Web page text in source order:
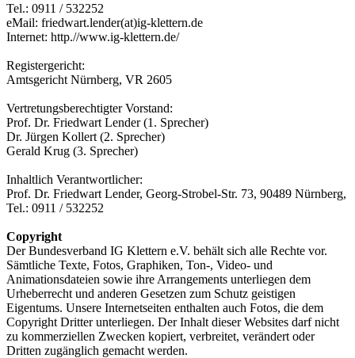
Tel.: 0911 / 532252
eMail: friedwart.lender(at)ig-klettern.de
Internet: http.//www.ig-klettern.de/
Registergericht:
Amtsgericht Nürnberg, VR 2605
Vertretungsberechtigter Vorstand:
Prof. Dr. Friedwart Lender (1. Sprecher)
Dr. Jürgen Kollert (2. Sprecher)
Gerald Krug (3. Sprecher)
Inhaltlich Verantwortlicher:
Prof. Dr. Friedwart Lender, Georg-Strobel-Str. 73, 90489 Nürnberg,
Tel.: 0911 / 532252
Copyright
Der Bundesverband IG Klettern e.V. behält sich alle Rechte vor.
Sämtliche Texte, Fotos, Graphiken, Ton-, Video- und
Animationsdateien sowie ihre Arrangements unterliegen dem
Urheberrecht und anderen Gesetzen zum Schutz geistigen
Eigentums. Unsere Internetseiten enthalten auch Fotos, die dem
Copyright Dritter unterliegen. Der Inhalt dieser Websites darf nicht
zu kommerziellen Zwecken kopiert, verbreitet, verändert oder
Dritten zugänglich gemacht werden.